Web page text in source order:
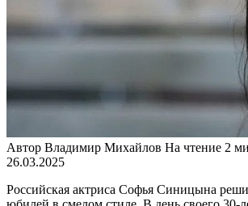
Автор Владимир Михайлов На чтение 2
26.03.2025
Российская актриса Софья Синицына